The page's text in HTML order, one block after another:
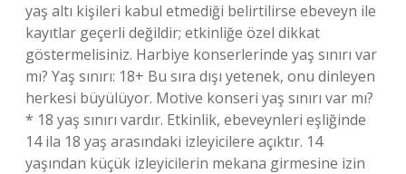
yaş altı kişileri kabul etmediği belirtilirse ebeveyn ile
kayıtlar geçerli değildir; etkinliğe özel dikkat
göstermelisiniz. Harbiye konserlerinde yaş sınırı var
mı? Yaş sınırı: 18+ Bu sıra dışı yetenek, onu dinleyen
herkesi büyülüyor. Motive konseri yaş sınırı var mı?
* 18 yaş sınırı vardır. Etkinlik, ebeveynleri eşliğinde
14 ila 18 yaş arasındaki izleyicilere açıktır. 14
yaşından küçük izleyicilerin mekana girmesine izin